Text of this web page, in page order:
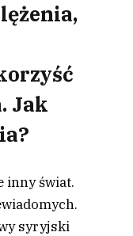
Jak
inny świat.
syryjski